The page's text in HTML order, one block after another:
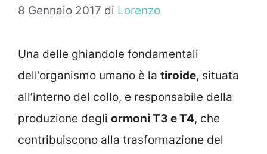
8 Gennaio 2017 di Lorenzo
Una delle ghiandole fondamentali
dell’organismo umano è la tiroide, situata
all’interno del collo, e responsabile della
produzione degli ormoni T3 e T4, che
contribuiscono alla trasformazione del